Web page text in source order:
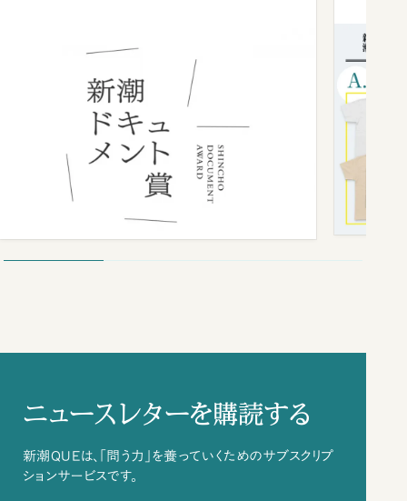
ニュースレターを購読する
新潮QUEは、「問う力」を養っていくためのサブスクリプ
ションサービスです。